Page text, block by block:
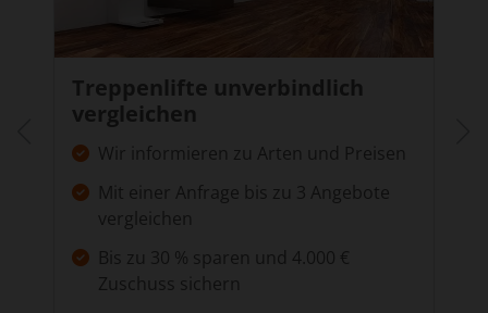
Niedersachsen
Niedersachsen ist ein vielfältiges Bundesland – mit
großen Städten wie Hannover, Braunschweig oder
Oldenburg und weitläufigen ländlichen Regionen wie
Diese Struktur prägt auch die Anforderungen an die
Pflege. In städtischen Gebieten ist die Nachfrage
nach Betreuungskräften oft besonders hoch,
und Verfügbarkeit geeigneter Pflegekräfte eine
zentrale Rolle spielen.
Treppenlifte unverbindlich
vergleichen
Wir informieren zu Arten und Preisen
Mit einer Anfrage bis zu 3 Angebote
vergleichen
Bis zu 30 % sparen und 4.000 €
Zuschuss sichern